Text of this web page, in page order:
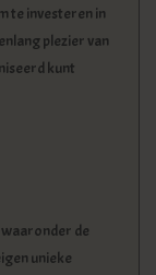
te investeren in
plezier van
kunt
de
unieke